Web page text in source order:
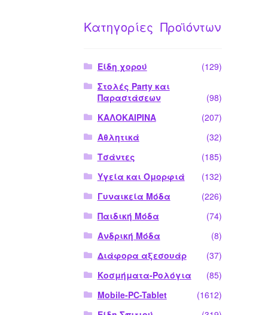
Κατηγορίες Προϊόντων
Είδη χορού
(129)
Στολές Party και
Παραστάσεων
(98)
ΚΑΛΟΚΑΙΡΙΝΑ
(207)
Αθλητικά
(32)
Τσάντες
(185)
Υγεία και Ομορφιά
(132)
Γυναικεία Μόδα
(226)
Παιδική Μόδα
(74)
Ανδρική Μόδα
(8)
Διάφορα αξεσουάρ
(37)
Κοσμήματα-Ρολόγια
(85)
Mobile-PC-Tablet
(1612)